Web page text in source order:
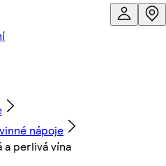
nápoje
a perlivá vína